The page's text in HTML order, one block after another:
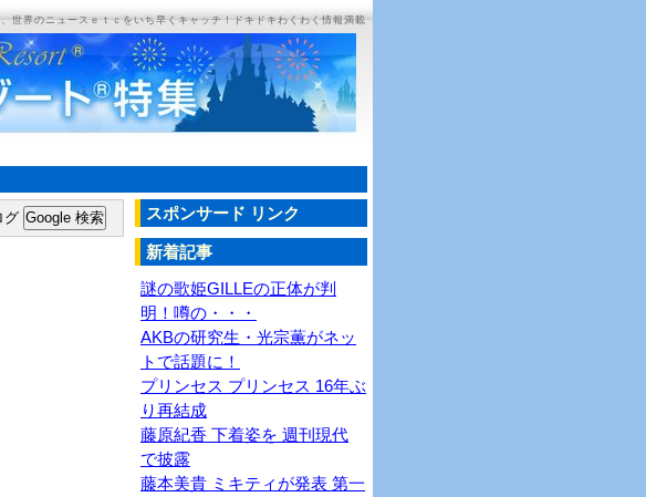
世界のニュースｅｔｃをいち早くキャッチ！ドキドキわくわく情報満載
グ スポンサード リンク
新着記事
謎の歌姫GILLEの正体が判
明！噂の・・・
AKBの研究生・光宗薫がネッ
トで話題に！
プリンセス プリンセス 16年ぶ
り再結成
藤原紀香 下着姿を 週刊現代
で披露
藤本美貴 ミキティが発表 第一